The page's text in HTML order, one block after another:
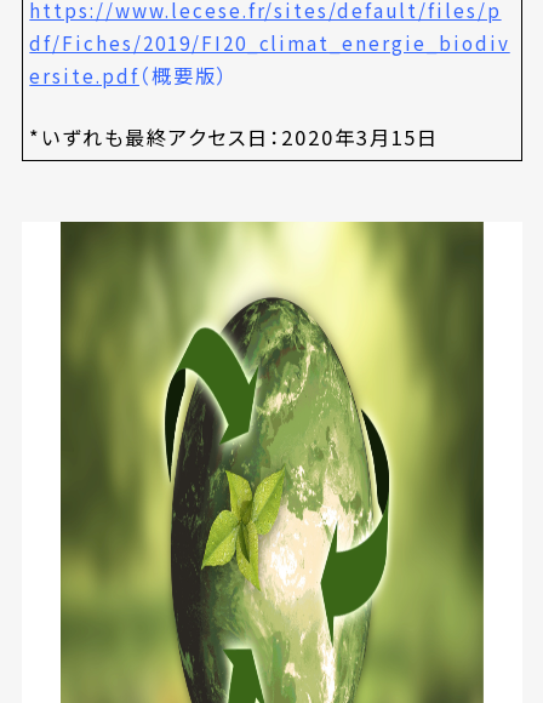
https://www.lecese.fr/sites/default/files/p
df/Fiches/2019/FI20_climat_energie_biodiv
ersite.pdf（概要版）
*いずれも最終アクセス日：2020年3月15日